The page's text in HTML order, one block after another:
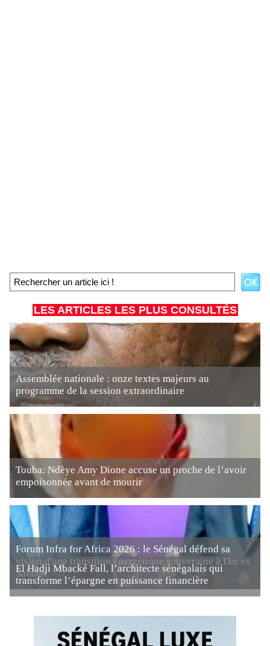
LES ARTICLES LES PLUS CONSULTÉS
Assemblée nationale : onze textes majeurs au
programme de la session extraordinaire
Touba: Ndèye Amy Dione accuse un proche de l’avoir
empoisonnée avant de mourir
Forum Infra for Africa 2026 : le Sénégal défend sa
vision d'une transition énergétique souveraine à Dar es
Salaam
El Hadji Mbacké Fall, l’architecte sénégalais qui
transforme l’épargne en puissance financière